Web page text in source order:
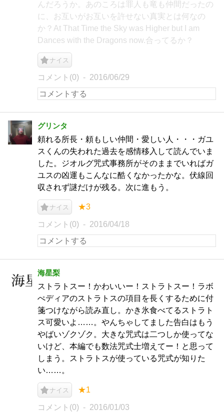
んだろうか。あのころは罪人も竜も仲間だったの
に、お互いがお互いを許せない真実とは何なの
か？At That Time the Sky was Higher but I am
Dances with the Dragons now.合ってるか？
ナイス
コメント(0) 2016/06/29
グリンタ
頼れる所長・頼もしい仲間・愛しい人・・・ガユ
スくんの失われた過去を感情移入して読んでいま
した。ジオルグ咒式事務所がそのままでいればガ
ユスの凶運もこんなに酷くなかったかな。伏線回
収されず謎だけが残る。次に進もう。
ナイス ★3
コメント(0) 2016/04/18
海星梨
ストラトスー！かわいいー！ストラトスー！ラボ
ぺディアのストラトスの項目を長くするために付
箋つけながら読み直し。かき氷食べてるストラト
ス可愛いよ……。やんちゃしてました告白はもう
やばいゾクゾク。大きな咒式は二つしか使ってな
いけど、本編でも数法咒式士増えてー！と思って
しまう。ストラトスが使っている咒式が知りた
い……。
ナイス ★1
コメント(0) 2016/01/03